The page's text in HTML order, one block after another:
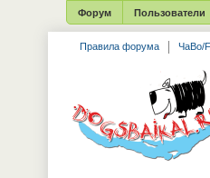
Форум Пользователи
Правила форума ЧаВо/